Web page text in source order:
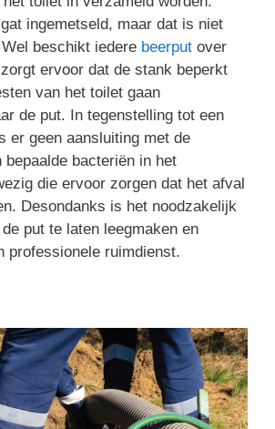
ingemetseld, maar dat is niet
beschikt iedere beerput over
ervoor dat de stank beperkt
van het toilet gaan
de put. In tegenstelling tot een
er geen aansluiting met de
bacteriën in het
die ervoor zorgen dat het afval
Desondanks is het noodzakelijk
put te laten leegmaken en
professionele ruimdienst.